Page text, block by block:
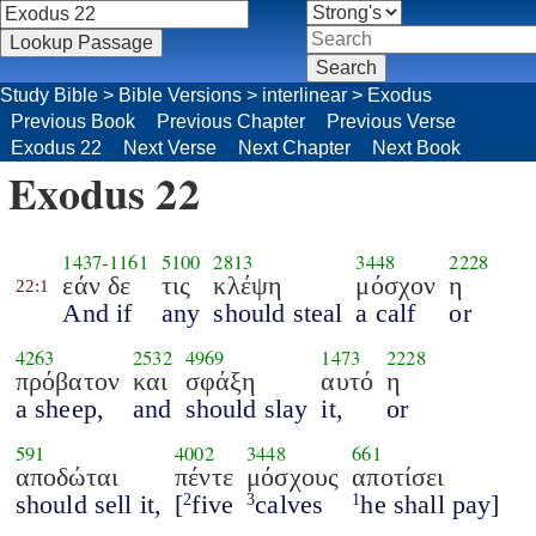
Study Bible > Bible Versions > interlinear > Exodus
Previous Book
Previous Chapter
Previous Verse
Exodus 22
Next Verse Next Chapter Next Book
Exodus 22
22:1
1437-1161
εάν δε
And if
5100
τις
any
2813
κλέψη
should steal
3448
μόσχον
a calf
2228
η
or
4263
πρόβατον
a sheep,
2532
και
and
4969
σφάξη
should slay
1473
αυτό
it,
2228
η
or
591
αποδώται
should sell it,
4002
πέντε
[2five
3448
μόσχους
3calves
661
αποτίσει
1he shall pay]